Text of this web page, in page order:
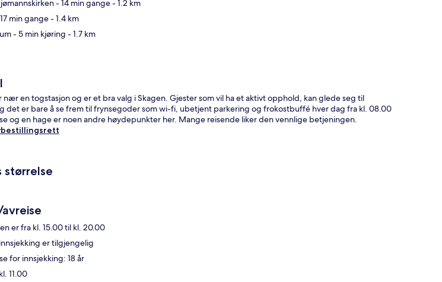
- 14 min gange- 1.2 km
min gange- 1.4 km
- 5 min kjøring - 1.7 km
en togstasjon og er et bra valg i Skagen. Gjester som vil ha et aktivt opphold, kan glede seg til
det er bare å se frem til frynsegoder som wi-fi, ubetjent parkering og frokostbuffé hver dag fra kl. 08.00
og en hage er noen andre høydepunkter her. Mange reisende liker den vennlige betjeningen.
størrelse
er fra kl. 15.00 til kl. 20.00
er tilgjengelig
for innsjekking: 18 år
11.00